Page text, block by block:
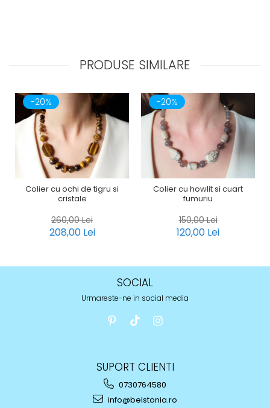
PRODUSE SIMILARE
-20%
Colier cu ochi de tigru si
cristale
260,00 Lei
208,00 Lei
-20%
Colier cu howlit si cuart
fumuriu
150,00 Lei
120,00 Lei
SOCIAL
Urmareste-ne in social media
SUPORT CLIENTI
0730764580
info@belstonia.ro